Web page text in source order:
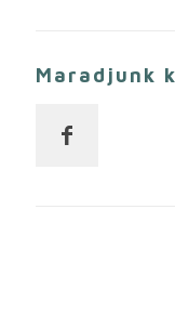
Maradjunk